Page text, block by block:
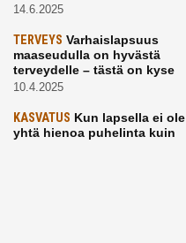
14.6.2025
TERVEYS Varhaislapsuus
maaseudulla on hyvästä
terveydelle – tästä on kyse
10.4.2025
KASVATUS Kun lapsella ei ole
yhtä hienoa puhelinta kuin